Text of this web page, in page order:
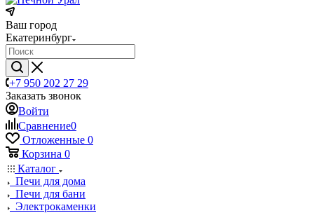
Ваш город
Екатеринбург
+7 950 202 27 29
Заказать звонок
Войти
Сравнение0
Отложенные 0
Корзина 0
Каталог
Печи для дома
Печи для бани
Электрокаменки